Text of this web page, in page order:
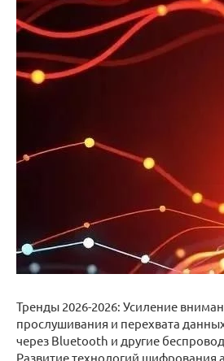
Тренды 2026-2026: Усиление
прослушивания и перехвата
через Bluetooth и другие
Развитие технологий шифрования